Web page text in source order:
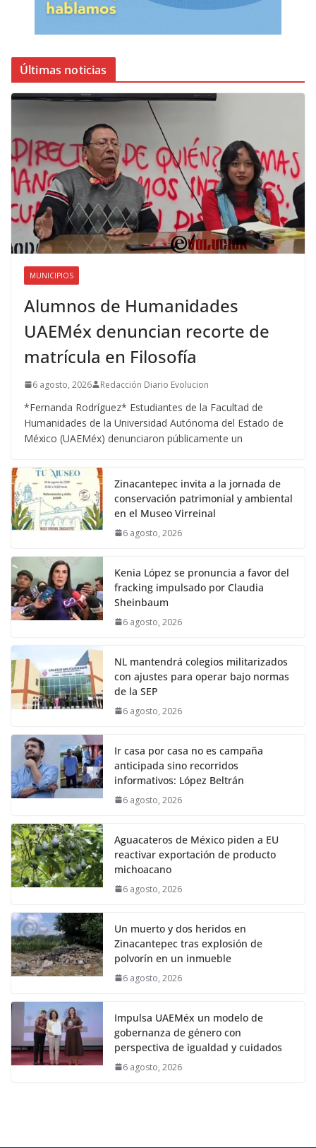
Últimas noticias
MUNICIPIOS
Alumnos de Humanidades
UAEMéx denuncian recorte de
matrícula en Filosofía
6 agosto, 2026 Redacción Diario Evolucion
*Fernanda Rodríguez* Estudiantes de la Facultad de
Humanidades de la Universidad Autónoma del Estado de
México (UAEMéx) denunciaron públicamente un
Zinacantepec invita a la jornada de
conservación patrimonial y ambiental
en el Museo Virreinal
6 agosto, 2026
Kenia López se pronuncia a favor del
fracking impulsado por Claudia
Sheinbaum
6 agosto, 2026
NL mantendrá colegios militarizados
con ajustes para operar bajo normas
de la SEP
6 agosto, 2026
Ir casa por casa no es campaña
anticipada sino recorridos
informativos: López Beltrán
6 agosto, 2026
Aguacateros de México piden a EU
reactivar exportación de producto
michoacano
6 agosto, 2026
Un muerto y dos heridos en
Zinacantepec tras explosión de
polvorín en un inmueble
6 agosto, 2026
Impulsa UAEMéx un modelo de
gobernanza de género con
perspectiva de igualdad y cuidados
6 agosto, 2026